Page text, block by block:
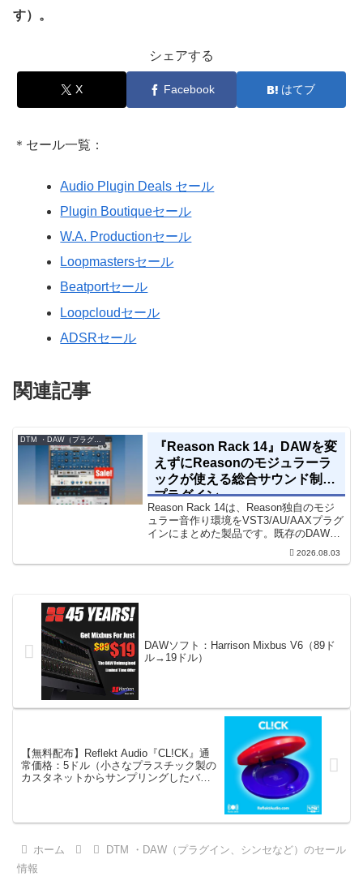
す）。
シェアする
X Facebook はてブ
＊セール一覧：
Audio Plugin Deals セール
Plugin Boutiqueセール
W.A. Productionセール
Loopmastersセール
Beatportセール
Loopcloudセール
ADSRセール
関連記事
『Reason Rack 14』DAWを変
えずにReasonのモジュラーラ
ックが使える総合サウンド制作
プラグイン
Reason Rack 14は、Reason独自のモジ
ュラー音作り環境をVST3/AU/AAXプラグ
インにまとめた製品です。既存のDAWを
乗り換えることなく、68種類のシンセや
エフェクト、CV配線をそのままトラック
2026.08.03
DAWソフト：Harrison Mixbus V6（89ド
ル→19ドル）
【無料配布】Reflekt Audio『CL!CK』通
常価格：5ドル（小さなプラスチック製の
カスタネットからサンプリングしたバー
ホーム
DTM ・DAW（プラグイン、シンセなど）のセール
情報